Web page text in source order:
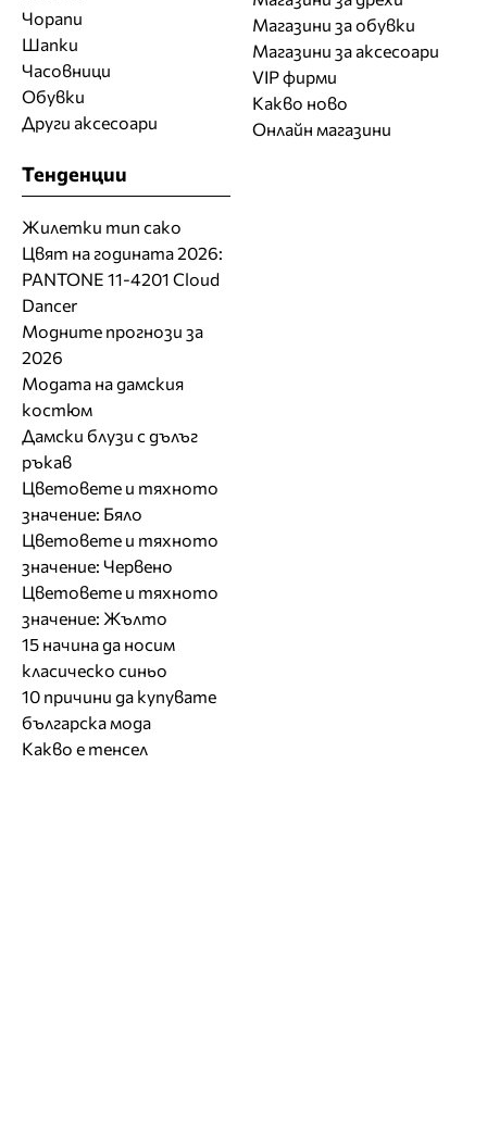
Чорапи
Шапки
Часовници
Обувки
Други аксесоари
Магазини за обувки
Магазини за aксесоари
VIP фирми
Какво ново
Онлайн магазини
Тенденции
Жилетки тип сако
Цвят на годината 2026:
PANTONE 11-4201 Cloud
Dancer
Модните прогнози за
2026
Модата на дамския
костюм
Дамски блузи с дълъг
ръкав
Цветовете и тяхното
значение: Бяло
Цветовете и тяхното
значение: Червено
Цветовете и тяхното
значение: Жълто
15 начина да носим
класическо синьо
10 причини да купувате
българска мода
Какво е тенсел